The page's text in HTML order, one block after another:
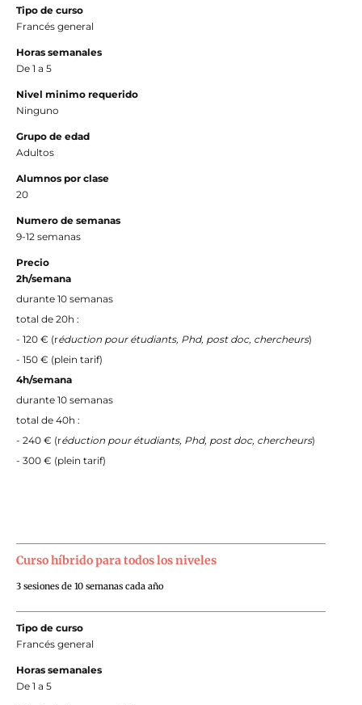
Tipo de curso
Francés general
Horas semanales
De 1 a 5
Nivel minimo requerido
Ninguno
Grupo de edad
Adultos
Alumnos por clase
20
Numero de semanas
9-12 semanas
Precio
2h/semana
durante 10 semanas
total de 20h :
- 120 € (réduction pour étudiants, Phd, post doc, chercheurs)
- 150 € (plein tarif)
4h/semana
durante 10 semanas
total de 40h :
- 240 € (réduction pour étudiants, Phd, post doc, chercheurs)
- 300 € (plein tarif)
Curso híbrido para todos los niveles
3 sesiones de 10 semanas cada año
Tipo de curso
Francés general
Horas semanales
De 1 a 5